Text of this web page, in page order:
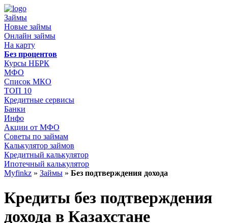
Займы
Новые займы
Онлайн займы
На карту
Без процентов
Курсы НБРК
МФО
Список МКО
ТОП 10
Кредитные сервисы
Банки
Инфо
Акции от МФО
Советы по займам
Калькулятор займов
Кредитный калькулятор
Ипотечный калькулятор
Myfinkz » Займы » Без подтверждения дохода
Кредиты без подтверждения
дохода в Казахстане